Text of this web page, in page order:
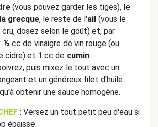
(vous pouvez garder les tiges), le
grecque, le reste de l'ail (vous le
cru, dosez selon le goût) et, par
½ cc de vinaigre de vin rouge (ou
cidre) et 1 cc de cumin.
puis mixez le tout avec un
et un généreux filet d'huile
obtenir une sauce homogène.
: Versez un tout petit peu d'eau si
épaisse.